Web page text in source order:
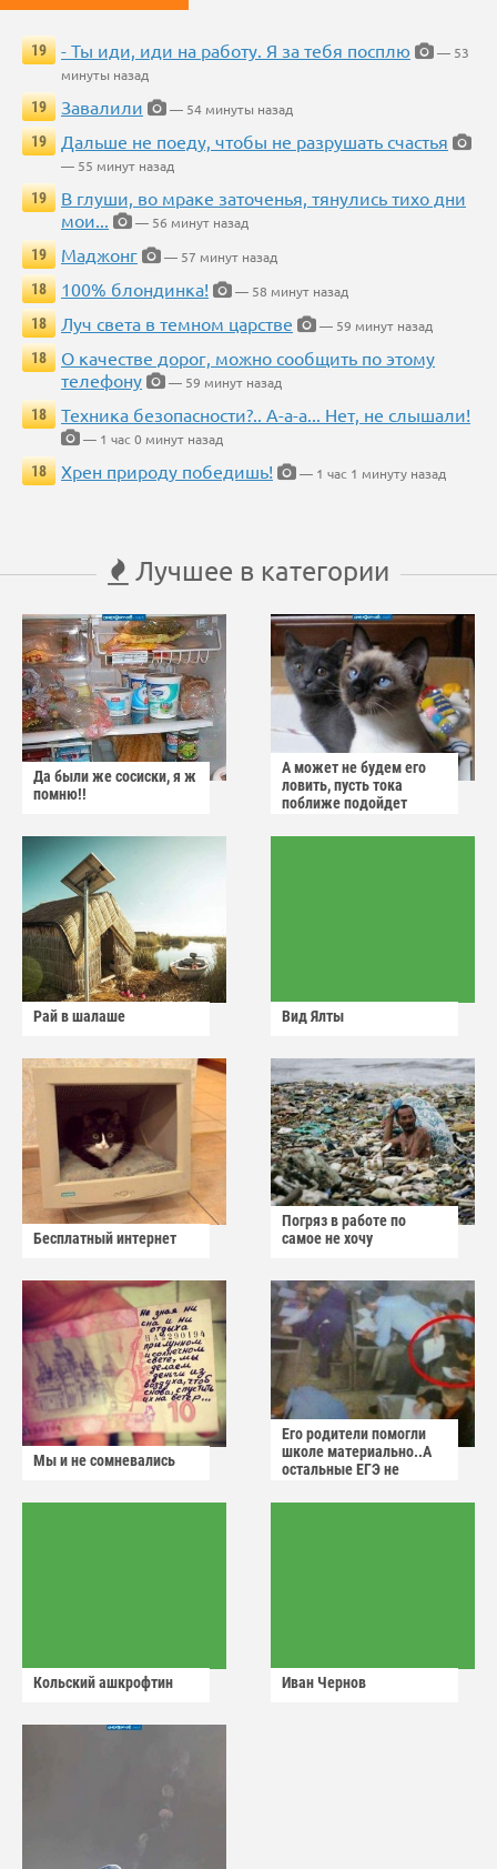
19 - Ты иди, иди на работу. Я за тебя посплю
— 53
минуты назад
19
Завалили
— 54 минуты назад
19
Дальше не поеду, чтобы не разрушать счастья
— 55 минут назад
19
В глуши, во мраке заточенья, тянулись тихо дни
мои...
— 56 минут назад
19
Маджонг
— 57 минут назад
18
100% блондинка!
— 58 минут назад
18
Луч света в темном царстве
— 59 минут назад
18
О качестве дорог, можно сообщить по этому
телефону
— 59 минут назад
18
Техника безопасности?.. А-а-а... Нет, не слышали!
— 1 час 0 минут назад
18
Хрен природу победишь! — 1 час 1 минуту назад
Лучшее в категории
Да были же сосиски, я ж
помню!!
А может не будем его
ловить, пусть тока
поближе подойдет
Рай в шалаше Вид Ялты
Бесплатный интернет
Погряз в работе по
самое не хочу
Мы и не сомневались
Его родители помогли
школе материально..А
остальные ЕГЭ не
Кольский ашкрофтин Иван Чернов